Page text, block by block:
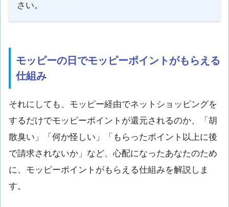
さい。
モッピーの日でモッピーポイントがもらえる
仕組み
それにしても、モッピー経由でネットショッピングを
するだけでモッピーポイントが還元されるのか、「胡
散臭い」「何か怪しい」「もらったポイント以上に後
で請求されないか」など、心配になったあなたのため
に、モッピーポイントがもらえる仕組みを解説しま
す。